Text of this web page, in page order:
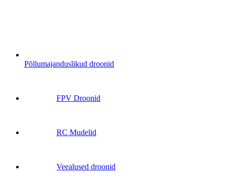
Põllumajanduslikud droonid
FPV Droonid
RC Mudelid
Veealused droonid